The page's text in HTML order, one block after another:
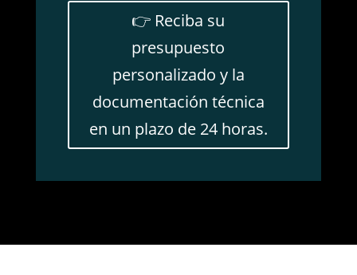
👉 Reciba su
presupuesto
personalizado y la
documentación técnica
en un plazo de 24 horas.